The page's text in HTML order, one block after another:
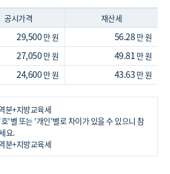
공시가격
재산세
29,500만 원 56.28만 원
27,050만 원 49.81 만 원
24,600만 원 43.63 만 원
분+지방교육세
'별 또는 '개인'별로 차이가 있을 수 있으니 참
요.
분+지방교육세